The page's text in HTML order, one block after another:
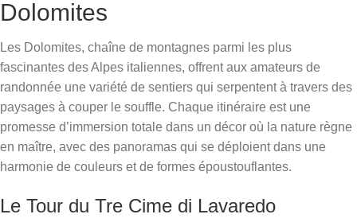
Dolomites
Les Dolomites, chaîne de montagnes parmi les plus
fascinantes des Alpes italiennes, offrent aux amateurs de
randonnée une variété de sentiers qui serpentent à travers des
paysages à couper le souffle. Chaque itinéraire est une
promesse d’immersion totale dans un décor où la nature règne
en maître, avec des panoramas qui se déploient dans une
harmonie de couleurs et de formes époustouflantes.
Le Tour du Tre Cime di Lavaredo